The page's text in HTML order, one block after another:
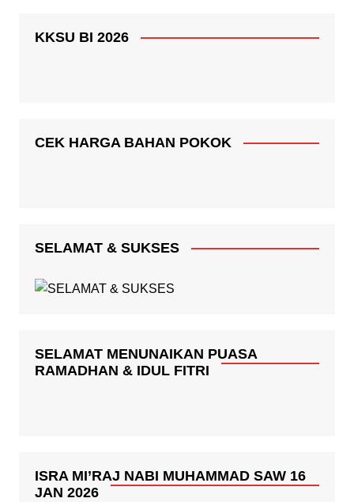
KKSU BI 2026
CEK HARGA BAHAN POKOK
SELAMAT & SUKSES
SELAMAT MENUNAIKAN PUASA
RAMADHAN & IDUL FITRI
ISRA MI’RAJ NABI MUHAMMAD SAW 16
JAN 2026